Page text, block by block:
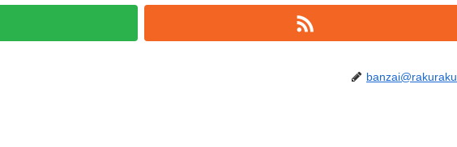
banzai@rakuraku